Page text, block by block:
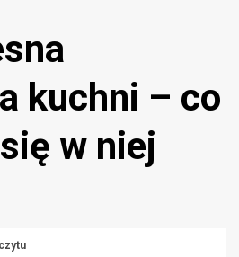
kuchni – co
w niej